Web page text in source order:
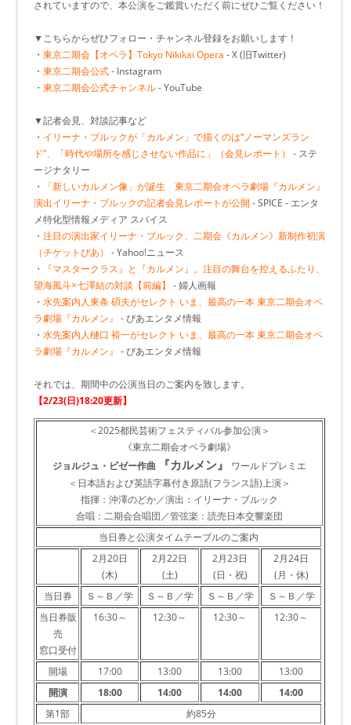
されていますので、本公演をご鑑賞いただく前にぜひご覧ください！
▼こちらからぜひフォロー・チャンネル登録をお願いします！
・ 東京二期会【オペラ】Tokyo Nikikai Opera - X (旧Twitter)
・ 東京二期会公式- Instagram
・ 東京二期会公式チャンネル- YouTube
▼記者会見、対談記事など
・ イリーナ・ブルックが「カルメン」で描くのは“ノーマンズラン
ド”、「時代や場所を感じさせない作品に」（会見レポート） - ステ
ージナタリー
・
「新しいカルメン像」が誕生 東京二期会オペラ劇場『カルメン』
演出イリーナ・ブルックの記者会見レポートが公開 - SPICE - エンタ
メ特化型情報メディア スパイス
・ 注目の演出家イリーナ・ブルック、二期会《カルメン》新制作初演
（チケットぴあ） - Yahoo!ニュース
・
『マスタークラス』と『カルメン』。注目の舞台を控えるふたり、
望海風斗×七澤結の対談【前編】 - 婦人画報
・ 水先案内人東条 碩夫がセレクト いま、最高の一本 東京二期会オペ
ラ劇場『カルメン』 - ぴあエンタメ情報
・ 水先案内人樋口 裕一がセレクト いま、最高の一本 東京二期会オペ
ラ劇場『カルメン』 - ぴあエンタメ情報
それでは、期間中の公演当日のご案内を致します。
【2/23(日)18:20更新】
＜2025都民芸術フェスティバル参加公演＞
《東京二期会オペラ劇場》
ジョルジュ・ビゼー作曲
『カルメン』
ワールドプレミエ
＜日本語および英語字幕付き原語(フランス語)上演＞
指揮：沖澤のどか／演出：イリーナ・ブルック
合唱：二期会合唱団／管弦楽：読売日本交響楽団
当日券と公演タイムテーブルのご案内
2月20日
(木)
2月22日
(土)
2月23日
(日・祝)
2月24日
(月・休)
当日券
Ｓ～Ｂ／学 Ｓ～Ｂ／学 Ｓ～Ｂ／学
Ｓ～Ｂ／学
当日券販
売
窓口受付
16:30～ 12:30～ 12:30～ 12:30～
開場 17:00 13:00 13:00
13:00
開演
18:00 14:00 14:00
14:00
第1部
約85分